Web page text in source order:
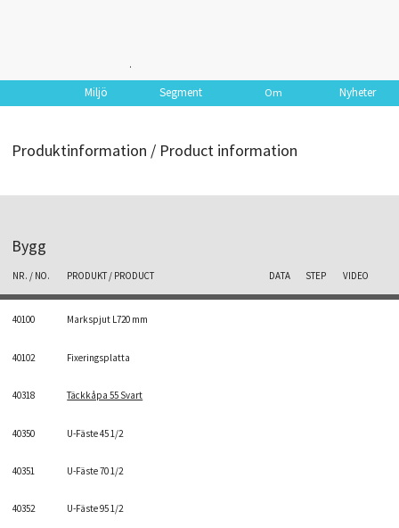
.
Om
Miljö Segment Nyheter
Produktinformation / Product information
Bygg
40100 Markspjut L720 mm
NR. / NO. PRODUKT / PRODUCT DATA STEP VIDEO
40318 Täckkåpa 55 Svart
40102 Fixeringsplatta
40350 U-Fäste 45 1/2
40351 U-Fäste 70 1/2
40352 U-Fäste 95 1/2